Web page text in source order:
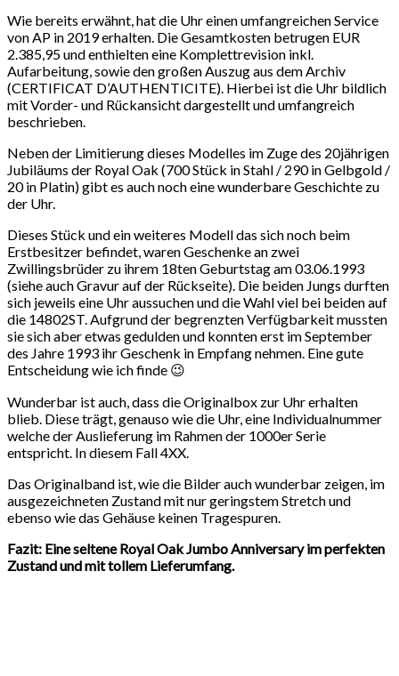
Wie bereits erwähnt, hat die Uhr einen umfangreichen Service
von AP in 2019 erhalten. Die Gesamtkosten betrugen EUR
2.385,95 und enthielten eine Komplettrevision inkl.
Aufarbeitung, sowie den großen Auszug aus dem Archiv
(CERTIFICAT D’AUTHENTICITE). Hierbei ist die Uhr bildlich
mit Vorder- und Rückansicht dargestellt und umfangreich
beschrieben.
Neben der Limitierung dieses Modelles im Zuge des 20jährigen
Jubiläums der Royal Oak (700 Stück in Stahl / 290 in Gelbgold /
20 in Platin) gibt es auch noch eine wunderbare Geschichte zu
der Uhr.
Dieses Stück und ein weiteres Modell das sich noch beim
Erstbesitzer befindet, waren Geschenke an zwei
Zwillingsbrüder zu ihrem 18ten Geburtstag am 03.06.1993
(siehe auch Gravur auf der Rückseite). Die beiden Jungs durften
sich jeweils eine Uhr aussuchen und die Wahl viel bei beiden auf
die 14802ST. Aufgrund der begrenzten Verfügbarkeit mussten
sie sich aber etwas gedulden und konnten erst im September
des Jahre 1993 ihr Geschenk in Empfang nehmen. Eine gute
Entscheidung wie ich finde 😉
Wunderbar ist auch, dass die Originalbox zur Uhr erhalten
blieb. Diese trägt, genauso wie die Uhr, eine Individualnummer
welche der Auslieferung im Rahmen der 1000er Serie
entspricht. In diesem Fall 4XX.
Das Originalband ist, wie die Bilder auch wunderbar zeigen, im
ausgezeichneten Zustand mit nur geringstem Stretch und
ebenso wie das Gehäuse keinen Tragespuren.
Fazit: Eine seltene Royal Oak Jumbo Anniversary im perfekten
Zustand und mit tollem Lieferumfang.